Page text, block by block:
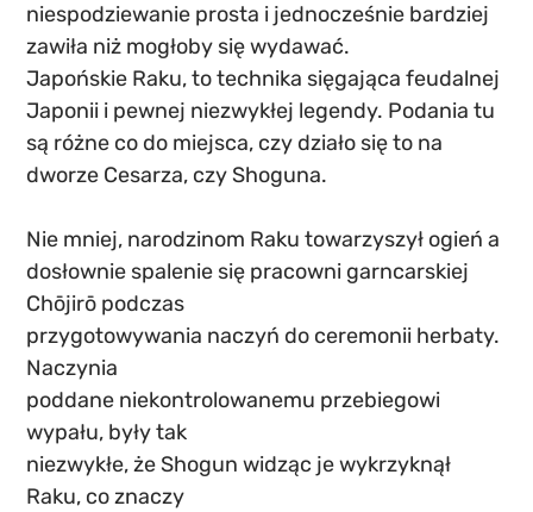
niespodziewanie prosta i jednocześnie bardziej
zawiła niż mogłoby się wydawać.
Japońskie Raku, to technika sięgająca feudalnej
Japonii i pewnej niezwykłej legendy. Podania tu
są różne co do miejsca, czy działo się to na
dworze Cesarza, czy Shoguna.
Nie mniej, narodzinom Raku towarzyszył ogień a
dosłownie spalenie się pracowni garncarskiej
Chōjirō podczas
przygotowywania naczyń do ceremonii herbaty.
Naczynia
poddane niekontrolowanemu przebiegowi
wypału, były tak
niezwykłe, że Shogun widząc je wykrzyknął
Raku, co znaczy